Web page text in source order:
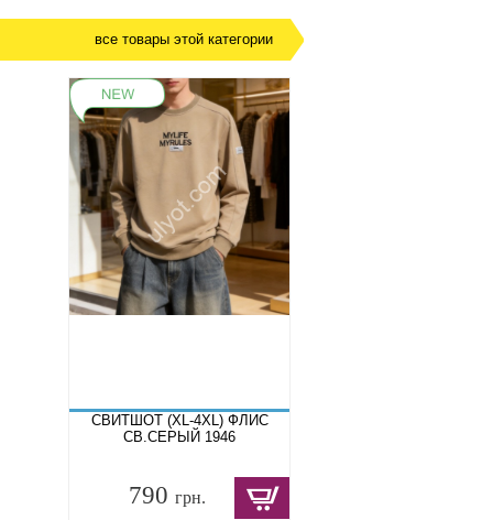
все товары этой категории
СВИТШОТ (XL-4XL) ФЛИС
СВ.СЕРЫЙ 1946
790 грн.